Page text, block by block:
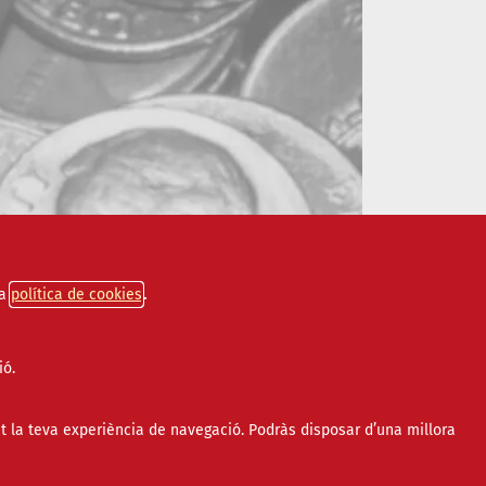
política de cookies
teva experiència de navegació. Podràs disposar d’una millora